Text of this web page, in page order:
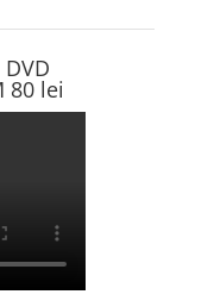
80 lei